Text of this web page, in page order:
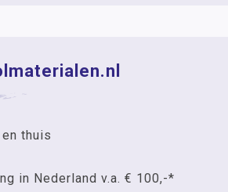
thuis
in Nederland v.a. € 100,-*